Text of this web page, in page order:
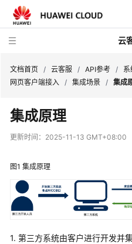
云
品
介
快
速
入
门
用
文档首页 / 云客服 / API参考 / 系
网页客户端接入 / 集成场景 / 集成
集成原理
更新时间： 2025-11-13 GMT+08:00
图1 集成原理
1. 第三方系统由客户进行开发并